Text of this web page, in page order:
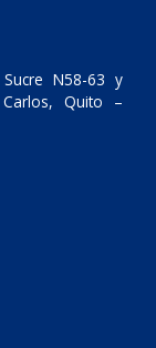
N58-63 y
Quito –